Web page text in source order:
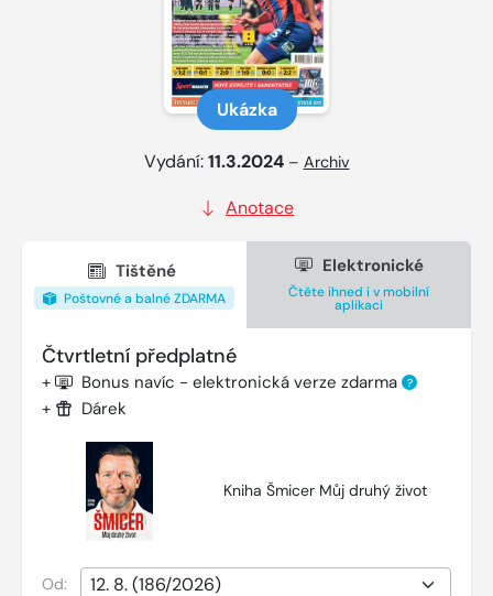
Ukázka
Vydání:11.3.2024 – Archiv
Anotace
Tištěné
Poštovné a balné ZDARMA
Elektronické
Čtěte ihned i v mobilní
aplikaci
Čtvrtletní předplatné
+ Bonus navíc - elektronická verze zdarma ?
+ Dárek
Kniha Šmicer Můj druhý život
Od: